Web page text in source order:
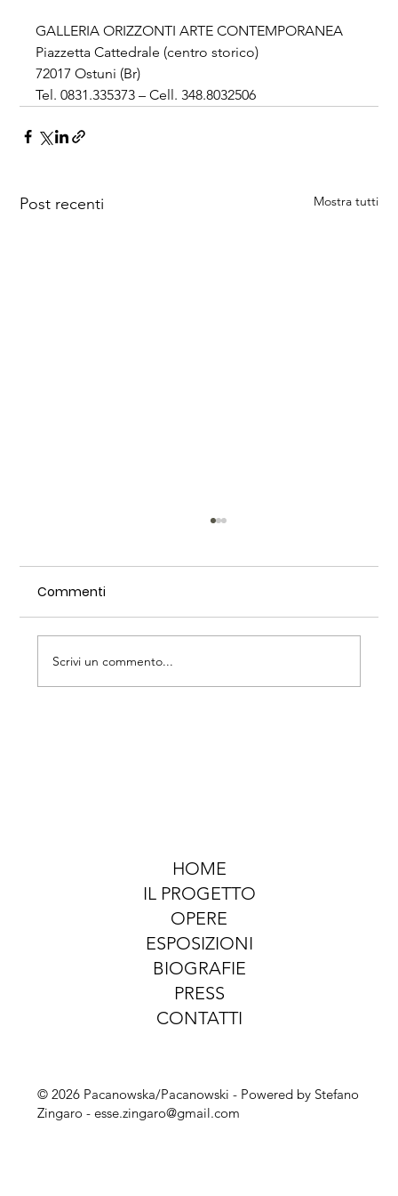
GALLERIA ORIZZONTI ARTE CONTEMPORANEA
Piazzetta Cattedrale (centro storico)
72017 Ostuni (Br)
Tel. 0831.335373 – Cell. 348.8032506
Post recenti Mostra tutti
Commenti
Scrivi un commento...
HOME
IL PROGETTO
OPERE
ESPOSIZIONI
BIOGRAFIE
PRESS
CONTATTI
© 2026 Pacanowska/Pacanowski - Powered by Stefano
Zingaro -esse.zingaro@gmail.com